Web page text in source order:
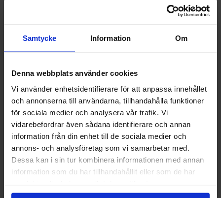
Samtycke Information Om
Denna webbplats använder cookies
Vi använder enhetsidentifierare för att anpassa innehållet
och annonserna till användarna, tillhandahålla funktioner
för sociala medier och analysera vår trafik. Vi
vidarebefordrar även sådana identifierare och annan
information från din enhet till de sociala medier och
annons- och analysföretag som vi samarbetar med.
Dessa kan i sin tur kombinera informationen med annan
information som du har tillhandahållit eller som de har
Delivery convenience
Product delivery frequency adjusted to the
customers needs and wishes.